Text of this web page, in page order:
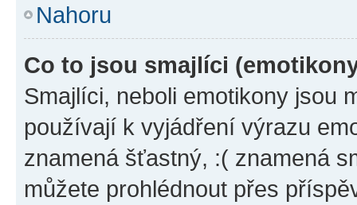
Nahoru
Co to jsou smajlíci
Smajlíci, neboli emotikony jsou
používají k vyjádření výrazu
znamená šťastný, :( znamená
můžete prohlédnout přes